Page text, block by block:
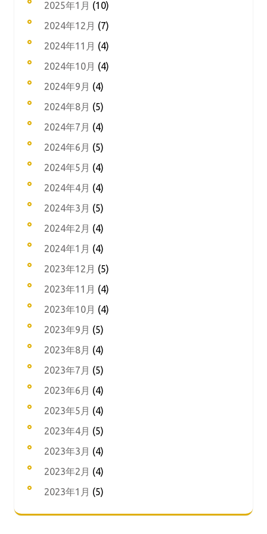
2025年1月 (10)
2024年12月 (7)
2024年11月 (4)
2024年10月 (4)
2024年9月 (4)
2024年8月 (5)
2024年7月 (4)
2024年6月 (5)
2024年5月 (4)
2024年4月 (4)
2024年3月 (5)
2024年2月 (4)
2024年1月 (4)
2023年12月 (5)
2023年11月 (4)
2023年10月 (4)
2023年9月 (5)
2023年8月 (4)
2023年7月 (5)
2023年6月 (4)
2023年5月 (4)
2023年4月 (5)
2023年3月 (4)
2023年2月 (4)
2023年1月 (5)